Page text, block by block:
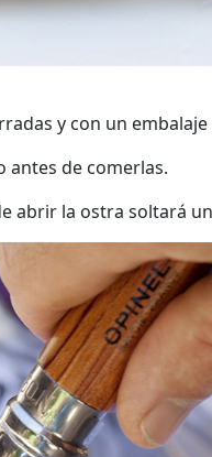
y con un
antes de comerlas.
abrir la ostra soltará